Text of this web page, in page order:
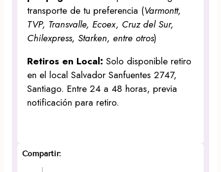
transporte de tu preferencia (Varmontt,
TVP, Transvalle, Ecoex, Cruz del Sur,
Chilexpress, Starken, entre otros)
Retiros en Local:Solo disponible retiro
en el local Salvador Sanfuentes 2747,
Santiago. Entre 24 a 48 horas, previa
notificación para retiro.
Compartir: